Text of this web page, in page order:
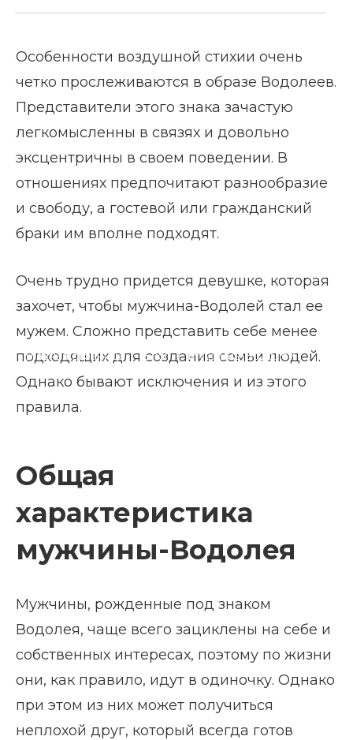
Главная страница Блог Мужчина-Водолей
Особенности воздушной стихии очень
четко прослеживаются в образе Водолеев.
Представители этого знака зачастую
легкомысленны в связях и довольно
эксцентричны в своем поведении. В
отношениях предпочитают разнообразие
и свободу, а гостевой или гражданский
браки им вполне подходят.
Очень трудно придется девушке, которая
захочет, чтобы мужчина-Водолей стал ее
мужем. Сложно представить себе менее
подходящих для создания семьи людей.
Однако бывают исключения и из этого
правила.
Общая
характеристика
мужчины-Водолея
Мужчины, рожденные под знаком
Водолея, чаще всего зациклены на себе и
собственных интересах, поэтому по жизни
они, как правило, идут в одиночку. Однако
при этом из них может получиться
неплохой друг, который всегда готов